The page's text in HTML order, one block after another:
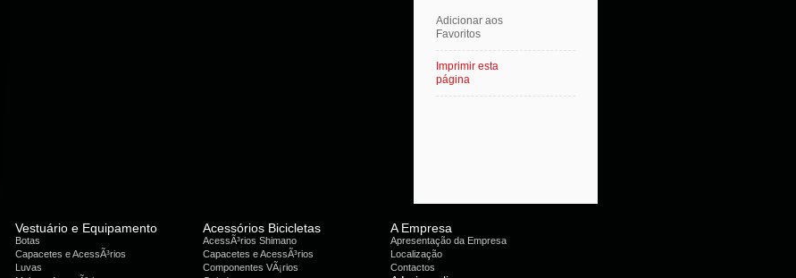
Adicionar aos
Favoritos
Imprimir esta
página
Vestuário e Equipamento
Botas
Capacetes e AcessÃ³rios
Luvas
Acessórios Bicicletas
AcessÃ³rios Shimano
Capacetes e AcessÃ³rios
Componentes VÃ¡rios
A Empresa
Apresentação da Empresa
Localização
Contactos